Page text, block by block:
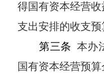
得国有资本经营
支出安排的收支预
第三条 本办
国有资本经营预算